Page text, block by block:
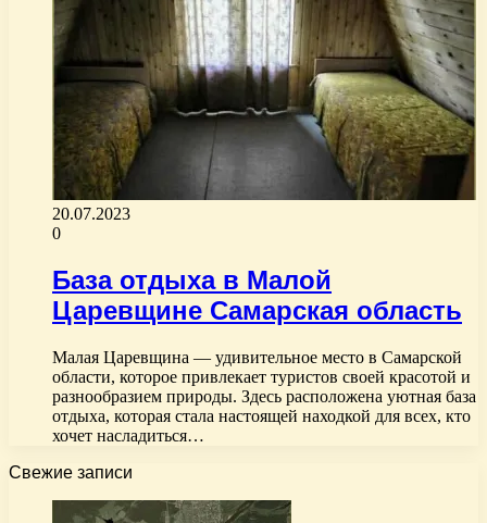
20.07.2023
0
База отдыха в Малой
Царевщине Самарская область
Малая Царевщина — удивительное место в Самарской
области, которое привлекает туристов своей красотой и
разнообразием природы. Здесь расположена уютная база
отдыха, которая стала настоящей находкой для всех, кто
хочет насладиться…
Свежие записи